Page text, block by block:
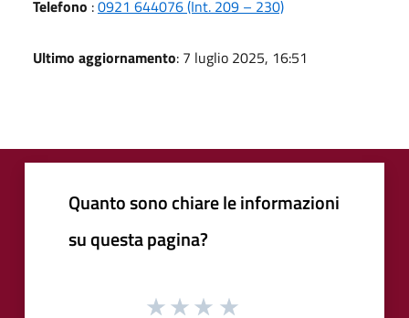
Telefono :0921 644076 (Int. 209 – 230)
Ultimo aggiornamento: 7 luglio 2025, 16:51
Quanto sono chiare le informazioni
su questa pagina?